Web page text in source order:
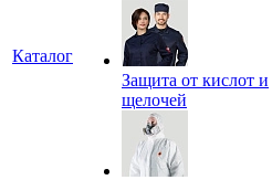
Каталог
Защита от кислот и
щелочей